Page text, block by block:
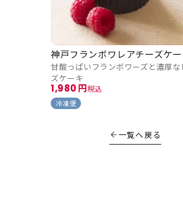
甘酸っぱいフランボワーズと濃厚な
ズケーキ
神戸フランボワレアチーズケ
冷凍便
1,980 税込
一覧へ戻る